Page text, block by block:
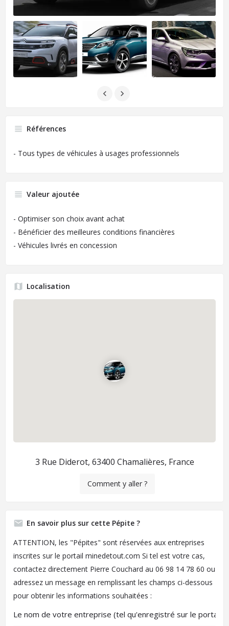
Références
- Tous types de véhicules à usages professionnels
Valeur ajoutée
- Optimiser son choix avant achat
- Bénéficier des meilleures conditions financières
- Véhicules livrés en concession
Localisation
3 Rue Diderot, 63400 Chamalières, France
Comment y aller ?
En savoir plus sur cette Pépite ?
ATTENTION, les "Pépites" sont réservées aux entreprises
inscrites sur le portail minedetout.com Si tel est votre cas,
contactez directement Pierre Couchard au 06 98 14 78 60 ou
adressez un message en remplissant les champs ci-dessous
pour obtenir les informations souhaitées :